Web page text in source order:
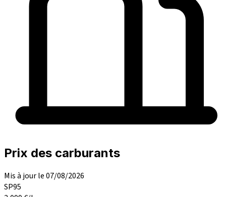
Prix des carburants
Mis à jour le 07/08/2026
SP95